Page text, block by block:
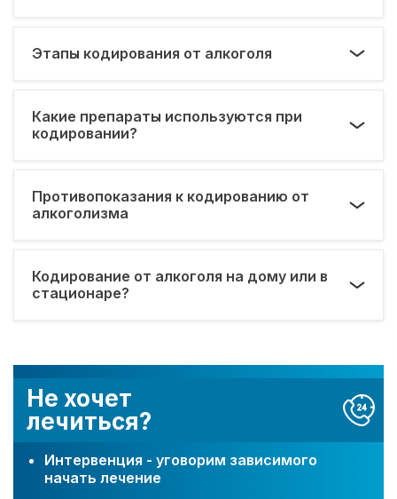
Не хочет
лечиться?
Интервенция - уговорим зависимого
начать лечение
Этапы кодирования от алкоголя
Какие препараты используются при
кодировании?
Противопоказания к кодированию от
алкоголизма
Кодирование от алкоголя на дому или в
стационаре?